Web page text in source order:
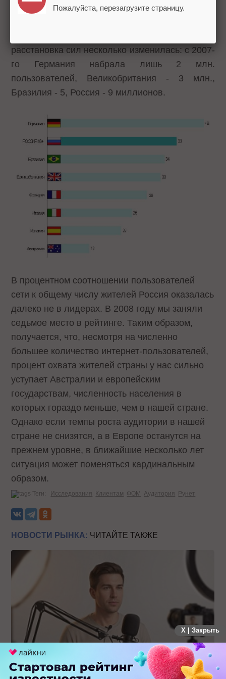
второе место после Германии (в рейтинге не
расстановка сил несколько изменилась: с 2007-
го Германия набрала лишь 2 млн.
пользователей, Великобритания - 3 млн.,
Бразилия - 5, Россия - 9 миллионов.
В процентном соотношении пользователей
сети к общему числу жителей Россия оказалась
далеко не в лидерах. В 2008 году мы заняли
седьмое место в рейтинге. Таким образом,
получается, что, несмотря на численно
большее количество интернет-пользователей,
процент охвата жителей страны у нас сильно
уступает Австралии и европейским
государствам, численность населения в
которых гораздо меньше, чем в нашей стране.
Однако если темпы роста аудитории в нашей
стране не снизятся, а в Европе останутся на
прежнем уровне, в ближайшие несколько лет
ситуация может поменяться кардинальным
образом.
Теги: Исследования Клиентам ФОМ Аудитория Рунет
НОВОСТИ РЫНКА: ЧИТАЙТЕ ТАКЖЕ
Российский рынок инфлюенс-маркетинга вошел в фазу
стагнации после нескольких лет роста
X | Закрыть
Пожалуйста, перезагрузите страницу.